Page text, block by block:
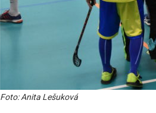
Foto: Anita Lešuková